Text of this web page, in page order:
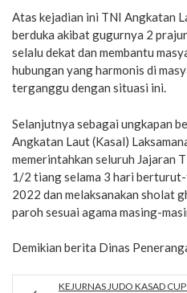
Atas kejadian ini TNI Angkatan
berduka akibat gugurnya 2
selalu dekat dan membantu
hubungan yang harmonis di
terganggu dengan situasi ini.
Selanjutnya sebagai ungkapan
Angkatan Laut (Kasal)
memerintahkan seluruh Jajaran
1/2 tiang selama 3 hari
2022 dan melaksanakan sholat
paroh sesuai agama masing-
Demikian berita Dinas
KEJURNAS JUDO KASAD